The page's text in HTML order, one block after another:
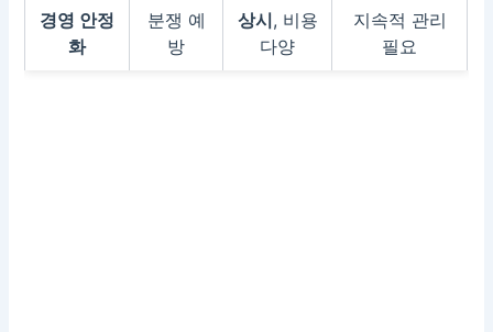
경영 안정
화
분쟁 예
방
상시, 비용
다양
지속적 관리
필요